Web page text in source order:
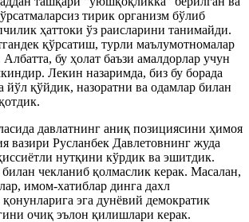
тирик организм бўлиб
ҳаттоки ўз раисларини танимайди.
қўрсатиш, турли маълумотномалар
бу ҳолат баъзи амалдорлар учун
Лекин назаримда, биз бу борада
йўл қўйдик, назоратни ва одамлар билан
давлатнинг аниқ позициясини ҳимоя
вазири Русланбек Давлетовнинг жуда
нутқини кўрдик ва эшитдик.
чекланиб қолмаслик керак. Масалан,
имом-хатиблар динга дахл
эга дунёвий демократик
очиқ эълон қилишлари керак.